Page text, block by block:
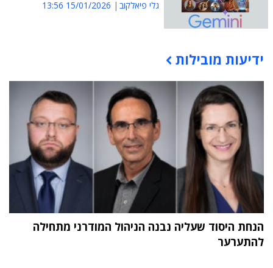
גלי פיאלקוב 15/01/2026 13:56
תוכן פרסומי
ידיעות מובילות
הנחת היסוד שעליה נבנה הניהול המודרני מתחילה
להתערער